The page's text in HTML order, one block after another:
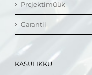
Projektimüük
Garantii
KASULIKKU